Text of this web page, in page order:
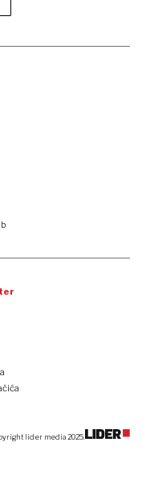
lider media 2025.